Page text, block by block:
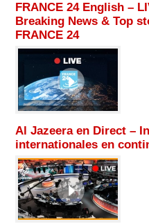
FRANCE 24 English –
Breaking News & Top
FRANCE 24
Al Jazeera en Direct –
internationales en